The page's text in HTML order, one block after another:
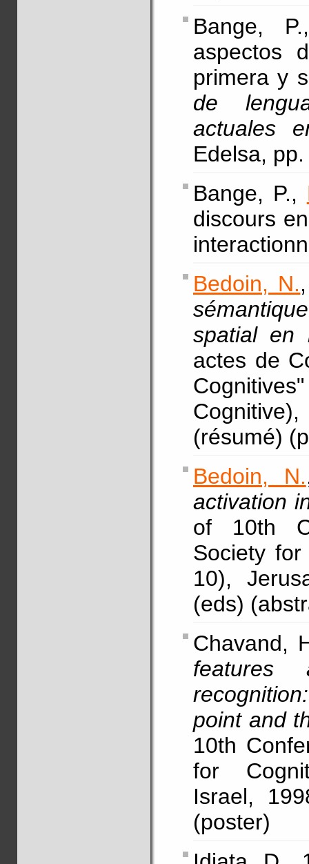
Bange,
aspectos
primera y
de
actuales
Edelsa,
Bange, P.,
discours
Bedoin, N.
spatial en
actes de
(résumé)
Bedoin, N.
activation
of 10th
Society for
10),
(eds)
Chavand,
features
point and
10th
for
Israel,
(poster)